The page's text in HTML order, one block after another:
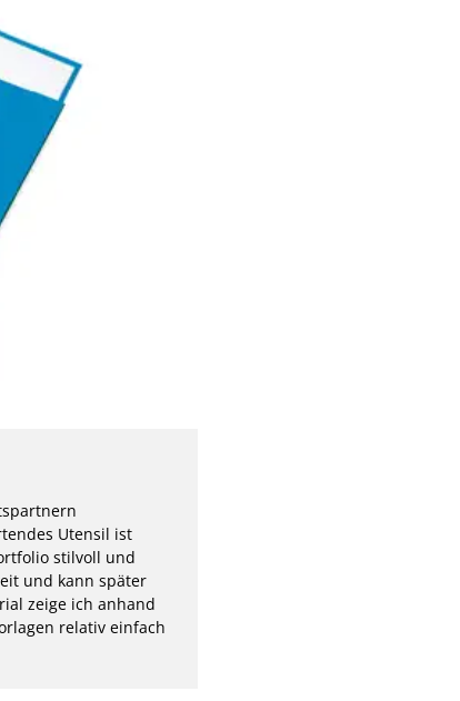
Utensil ist
stilvoll und
und kann später
zeige ich anhand
relativ einfach